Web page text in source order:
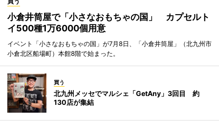
小倉井筒屋で「小さなおもちゃの国」 カプセルト
イ500種1万6000個用意
イベント「小さなおもちゃの国」が7月8日、「小倉井筒屋」（北九州市
小倉北区船場町）本館8階で始まった。
買う
北九州メッセでマルシェ「GetAny」3回目 約
130店が集結